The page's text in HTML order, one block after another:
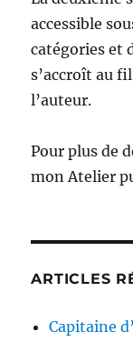
accessible
catégories et
s’accroît au
l’auteur.
Pour plus de
mon Atelier
ARTICLES
Capitaine